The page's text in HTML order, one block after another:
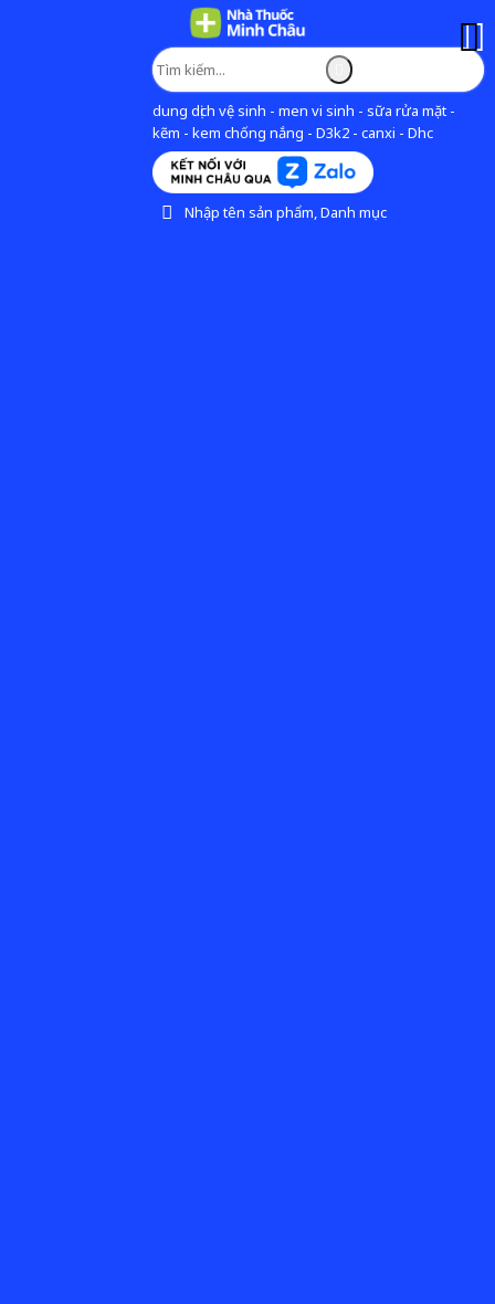
dung dịch vệ sinh - men vi sinh - sữa rửa mặt -
kẽm - kem chống nắng - D3k2 - canxi - Dhc
Nhập tên sản phẩm, Danh mục